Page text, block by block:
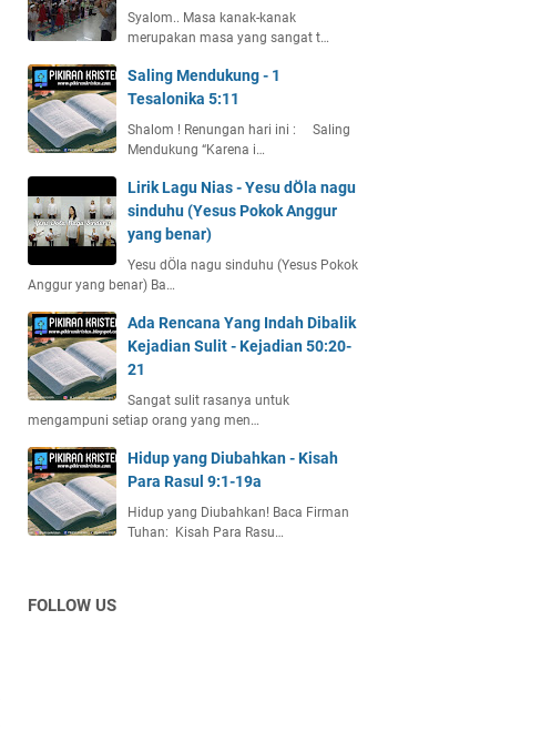
Syalom.. Masa kanak-kanak
merupakan masa yang sangat t…
Saling Mendukung - 1
Tesalonika 5:11
Shalom ! Renungan hari ini : Saling
Mendukung “Karena i…
Lirik Lagu Nias - Yesu dÖla nagu
sinduhu (Yesus Pokok Anggur
yang benar)
Yesu dÖla nagu sinduhu (Yesus Pokok
Anggur yang benar) Ba…
Ada Rencana Yang Indah Dibalik
Kejadian Sulit - Kejadian 50:20-
21
Sangat sulit rasanya untuk
mengampuni setiap orang yang men…
Hidup yang Diubahkan - Kisah
Para Rasul 9:1-19a
Hidup yang Diubahkan! Baca Firman
Tuhan: Kisah Para Rasu…
FOLLOW US